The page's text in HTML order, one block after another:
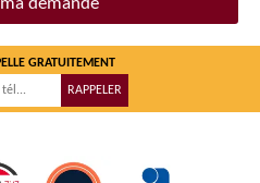
GRATUITEMENT